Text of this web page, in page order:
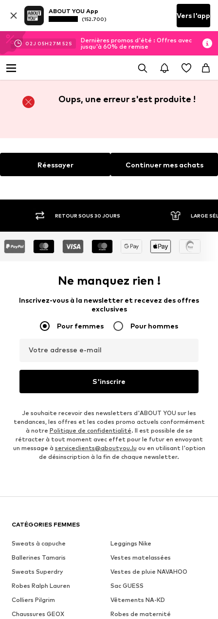
ABOUT YOU App
(152.700) Vers l'app
02J 05H 27M 52 S
Dernières promos d'été : Offres avec
jusqu'à 60% de remise
Oups, une erreur s'est produite !
Réessayer Continuer mes achats
RETOUR SOUS 30 JOURS LARGE
Ne manquez rien !
Inscrivez-vous à la newsletter et recevez des offres
exclusives
Pour femmes Pour hommes
Votre adresse e-mail
S'inscrire
Je souhaite recevoir des newsletters d'ABOUT YOU sur les
tendances, les offres et les codes promo actuels conformément
à notre Politique de confidentialité. Il est possible de se
rétracter à tout moment avec effet pour le futur en envoyant
un message à serviceclients@aboutyou.lu ou en utilisant l'option
de désinscription à la fin de chaque newsletter.
CATÉGORIES FEMMES
Sweats à capuche
Leggings Nike
Ballerines Tamaris
Vestes matelassées
Sweats Superdry
Vestes de pluie NAVAHOO
Robes Ralph Lauren
Sac GUESS
Colliers Pilgrim
Vêtements NA-KD
Chaussures GEOX
Robes de maternité